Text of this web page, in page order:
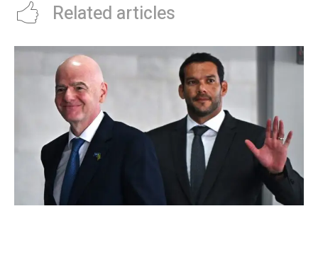
Related articles